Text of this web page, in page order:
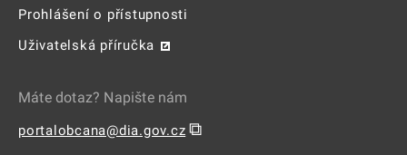
Prohlášení o přístupnosti
Uživatelská příručka
Máte dotaz? Napište nám
portalobcana@dia.gov.cz ⧉